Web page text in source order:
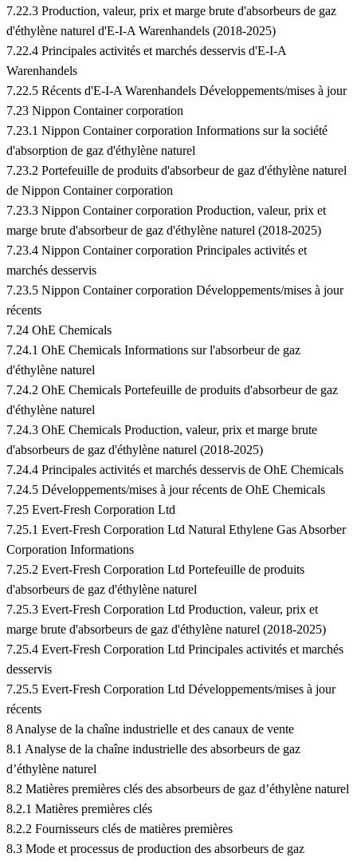
7.22.3 Production, valeur, prix et marge brute d'absorbeurs de gaz
d'éthylène naturel d'E-I-A Warenhandels (2018-2025)
7.22.4 Principales activités et marchés desservis d'E-I-A
Warenhandels
7.22.5 Récents d'E-I-A Warenhandels Développements/mises à jour
7.23 Nippon Container corporation
7.23.1 Nippon Container corporation Informations sur la société
d'absorption de gaz d'éthylène naturel
7.23.2 Portefeuille de produits d'absorbeur de gaz d'éthylène naturel
de Nippon Container corporation
7.23.3 Nippon Container corporation Production, valeur, prix et
marge brute d'absorbeur de gaz d'éthylène naturel (2018-2025)
7.23.4 Nippon Container corporation Principales activités et
marchés desservis
7.23.5 Nippon Container corporation Développements/mises à jour
récents
7.24 OhE Chemicals
7.24.1 OhE Chemicals Informations sur l'absorbeur de gaz
d'éthylène naturel
7.24.2 OhE Chemicals Portefeuille de produits d'absorbeur de gaz
d'éthylène naturel
7.24.3 OhE Chemicals Production, valeur, prix et marge brute
d'absorbeurs de gaz d'éthylène naturel (2018-2025)
7.24.4 Principales activités et marchés desservis de OhE Chemicals
7.24.5 Développements/mises à jour récents de OhE Chemicals
7.25 Evert-Fresh Corporation Ltd
7.25.1 Evert-Fresh Corporation Ltd Natural Ethylene Gas Absorber
Corporation Informations
7.25.2 Evert-Fresh Corporation Ltd Portefeuille de produits
d'absorbeurs de gaz d'éthylène naturel
7.25.3 Evert-Fresh Corporation Ltd Production, valeur, prix et
marge brute d'absorbeurs de gaz d'éthylène naturel (2018-2025)
7.25.4 Evert-Fresh Corporation Ltd Principales activités et marchés
desservis
7.25.5 Evert-Fresh Corporation Ltd Développements/mises à jour
récents
8 Analyse de la chaîne industrielle et des canaux de vente
8.1 Analyse de la chaîne industrielle des absorbeurs de gaz
d’éthylène naturel
8.2 Matières premières clés des absorbeurs de gaz d’éthylène naturel
8.2.1 Matières premières clés
8.2.2 Fournisseurs clés de matières premières
8.3 Mode et processus de production des absorbeurs de gaz